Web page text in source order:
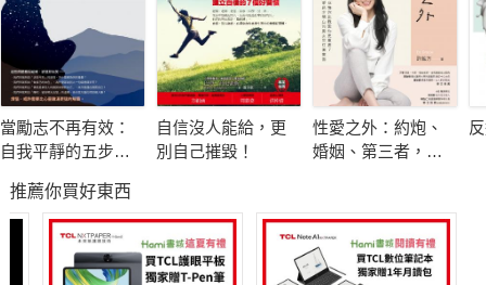
找出讓自己煩惱的原因，麻煩有時竟然是自己製造出來的？
無色無味的空虛感，正慢慢侵蝕掉你我的心智？
所謂堅持到底，究竟是偏激還是對真理的執著？
【世界名人的正能量，將思想付諸行動吧！】
安徒生在成為知名作家前，曾夢想要當演員和舞蹈家……
史蒂芬·霍金年輕時便深受疾病折磨，卻成為了舉世聞名的科學
當勵志不再有效：
自我平靜的五步修
自信沒人能給，更
別自己摧毀！
性愛之外：約炮、
婚姻、第三者，打
推薦你買好東西